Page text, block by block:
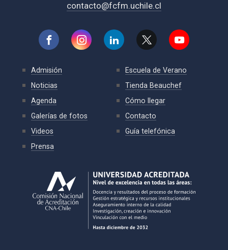
contacto@fcfm.uchile.cl
Admisión
Noticias
Agenda
Galerías de fotos
Videos
Prensa
Escuela de Verano
Tienda Beauchef
Cómo llegar
Contacto
Guía telefónica